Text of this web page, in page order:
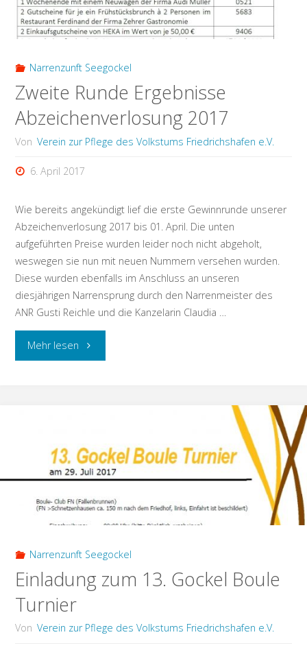
Narrenzunft Seegockel
Zweite Runde Ergebnisse
Abzeichenverlosung 2017
Von Verein zur Pflege des Volkstums Friedrichshafen e.V.
6. April 2017
Wie bereits angekündigt lief die erste Gewinnrunde unserer
Abzeichenverlosung 2017 bis 01. April. Die unten
aufgeführten Preise wurden leider noch nicht abgeholt,
weswegen sie nun mit neuen Nummern versehen wurden.
Diese wurden ebenfalls im Anschluss an unseren
diesjährigen Narrensprung durch den Narrenmeister des
ANR Gusti Reichle und die Kanzelarin Claudia …
Mehr lesen"Zweite
2017"
Narrenzunft Seegockel
Einladung zum 13. Gockel Boule
Turnier
Von Verein zur Pflege des Volkstums Friedrichshafen e.V.